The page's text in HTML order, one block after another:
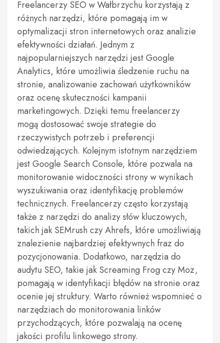
Freelancerzy SEO w Wałbrzychu korzystają z
różnych narzędzi, które pomagają im w
optymalizacji stron internetowych oraz analizie
efektywności działań. Jednym z
najpopularniejszych narzędzi jest Google
Analytics, które umożliwia śledzenie ruchu na
stronie, analizowanie zachowań użytkowników
oraz ocenę skuteczności kampanii
marketingowych. Dzięki temu freelancerzy
mogą dostosować swoje strategie do
rzeczywistych potrzeb i preferencji
odwiedzających. Kolejnym istotnym narzędziem
jest Google Search Console, które pozwala na
monitorowanie widoczności strony w wynikach
wyszukiwania oraz identyfikację problemów
technicznych. Freelancerzy często korzystają
także z narzędzi do analizy słów kluczowych,
takich jak SEMrush czy Ahrefs, które umożliwiają
znalezienie najbardziej efektywnych fraz do
pozycjonowania. Dodatkowo, narzędzia do
audytu SEO, takie jak Screaming Frog czy Moz,
pomagają w identyfikacji błędów na stronie oraz
ocenie jej struktury. Warto również wspomnieć o
narzędziach do monitorowania linków
przychodzących, które pozwalają na ocenę
jakości profilu linkowego strony.